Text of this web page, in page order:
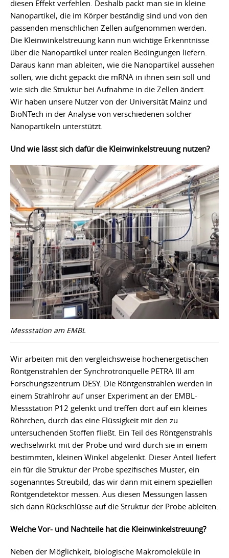
diesen Effekt verfehlen. Deshalb packt man sie in kleine
Nanopartikel, die im Körper beständig sind und von den
passenden menschlichen Zellen aufgenommen werden.
Die Kleinwinkelstreuung kann nun wichtige Erkenntnisse
über die Nanopartikel unter realen Bedingungen liefern.
Daraus kann man ableiten, wie die Nanopartikel aussehen
sollen, wie dicht gepackt die mRNA in ihnen sein soll und
wie sich die Struktur bei Aufnahme in die Zellen ändert.
Wir haben unsere Nutzer von der Universität Mainz und
BioNTech in der Analyse von verschiedenen solcher
Nanopartikeln unterstützt.
Und wie lässt sich dafür die Kleinwinkelstreuung nutzen?
Messstation am EMBL
Wir arbeiten mit den vergleichsweise hochenergetischen
Röntgenstrahlen der Synchrotronquelle PETRA III am
Forschungszentrum DESY. Die Röntgenstrahlen werden in
einem Strahlrohr auf unser Experiment an der EMBL-
Messstation P12 gelenkt und treffen dort auf ein kleines
Röhrchen, durch das eine Flüssigkeit mit den zu
untersuchenden Stoffen fließt. Ein Teil des Röntgenstrahls
wechselwirkt mit der Probe und wird durch sie in einem
bestimmten, kleinen Winkel abgelenkt. Dieser Anteil liefert
ein für die Struktur der Probe spezifisches Muster, ein
sogenanntes Streubild, das wir dann mit einem speziellen
Röntgendetektor messen. Aus diesen Messungen lassen
sich dann Rückschlüsse auf die Struktur der Probe ableiten.
Welche Vor- und Nachteile hat die Kleinwinkelstreuung?
Neben der Möglichkeit, biologische Makromoleküle in